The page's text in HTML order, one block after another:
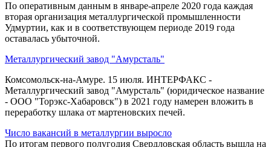
По оперативным данным в январе-апреле 2020 года каждая
вторая организация металлургической промышленности
Удмуртии, как и в соответствующем периоде 2019 года
оставалась убыточной.
Металлургический завод "Амурсталь"
Комсомольск-на-Амуре. 15 июля. ИНТЕРФАКС -
Металлургический завод "Амурсталь" (юридическое название
- ООО "Торэкс-Хабаровск") в 2021 году намерен вложить в
переработку шлака от мартеновских печей.
Число вакансий в металлургии выросло
По итогам первого полугодия Свердловская область вышла на